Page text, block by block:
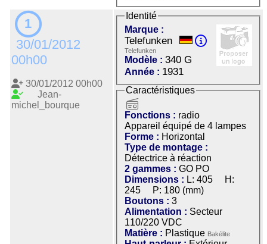
1
30/01/2012
00h00
30/01/2012 00h00
Jean-
michel_bourque
Identité
Marque :
Telefunken
Telefunken
Modèle : 340 G
Année : 1931
Caractéristiques
Fonctions : radio
Appareil équipé de 4 lampes
Forme : Horizontal
Type de montage :
Détectrice à réaction
2 gammes :
GO PO
Dimensions : L: 405 H:
245 P: 180 (mm)
Boutons : 3
Alimentation : Secteur
110/220 VDC
Matière : Plastique Bakélite